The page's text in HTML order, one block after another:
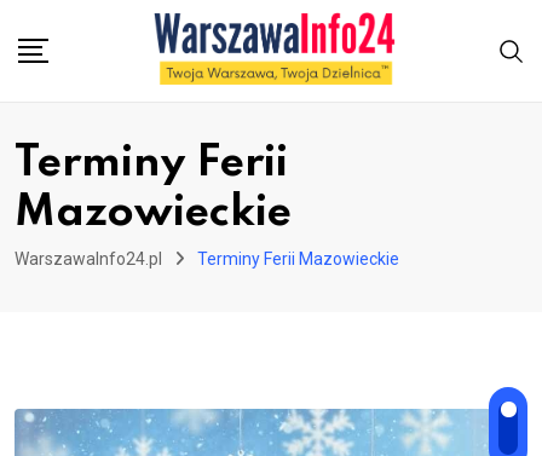
Terminy Ferii
Mazowieckie
WarszawaInfo24.pl Terminy Ferii Mazowieckie